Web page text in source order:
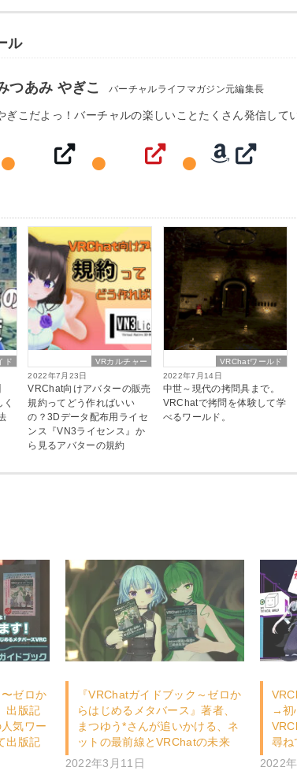
ル
つあみ やぎこ バーチャルライフマガジン元編集長
ぎこだよっ！バーチャルの楽しいことたくさん発信して
ド
VRカルチャー
2022年7月23日
VRChat向けアバターの販売
規約ってどう作ればいい
の？3Dデータ配布用ライセ
ンス『VN3ライセンス』か
ら見るアバターの規約
VRChatワールド
2022年7月14日
中世～現代の拷問具まで。
VRChatで拷問を体験して学
べるワールド。
〜ゼロか
出版記
気ワー
出版記
『VRChatガイドブック～ゼロか
らはじめるメタバース』著者、
まつゆう*さんが追いかける、ネ
ットの最前線とVRChatの未来
2022年3月11日
→初
尋ね
2022